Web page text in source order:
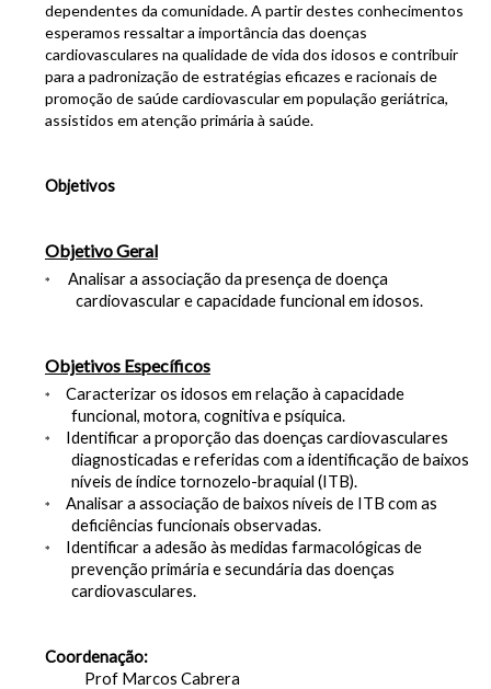
dependentes da comunidade. A partir destes conhecimentos
esperamos ressaltar a importância das doenças
cardiovasculares na qualidade de vida dos idosos e contribuir
para a padronização de estratégias eficazes e racionais de
promoção de saúde cardiovascular em população geriátrica,
assistidos em atenção primária à saúde.
Objetivos
Objetivo Geral
*
Analisar a associação da presença de doença
cardiovascular e capacidade funcional em idosos.
Objetivos Específicos
*
Caracterizar os idosos em relação à capacidade
funcional, motora, cognitiva e psíquica.
*
Identificar a proporção das doenças cardiovasculares
diagnosticadas e referidas com a identificação de baixos
níveis de índice tornozelo-braquial (ITB).
*
Analisar a associação de baixos níveis de ITB com as
deficiências funcionais observadas.
*
Identificar a adesão às medidas farmacológicas de
prevenção primária e secundária das doenças
cardiovasculares.
Coordenação:
Prof Marcos Cabrera